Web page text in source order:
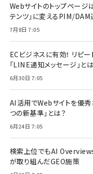
Webサイトのトップページ
テンツ」に変えるPIM/
7月8日 7:05
ECビジネスに有効！ リピ
「LINE通知メッセージ」と
6月30日 7:05
AI活用でWebサイトを優
つの新基準」とは？
6月24日 7:05
検索上位でもAI
が取り組んだGEO施策